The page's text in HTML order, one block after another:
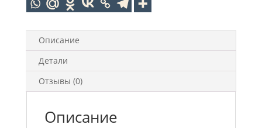
Описание
Детали
Отзывы (0)
Описание